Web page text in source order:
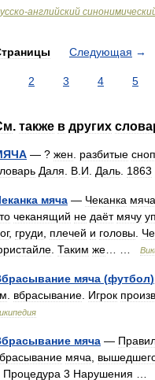
-английский
Следующая →
2 3 4 5
. также в других
— ? жен разбитые
Даля В И Даль 1863
мяча — Чеканка мяча
чеканящий не даёт мячу
, груди плечей и головы
Таким же
мяча (футбол)
вбрасывание Игрок
мяча —
мяча
Процедура 3 Нарушения